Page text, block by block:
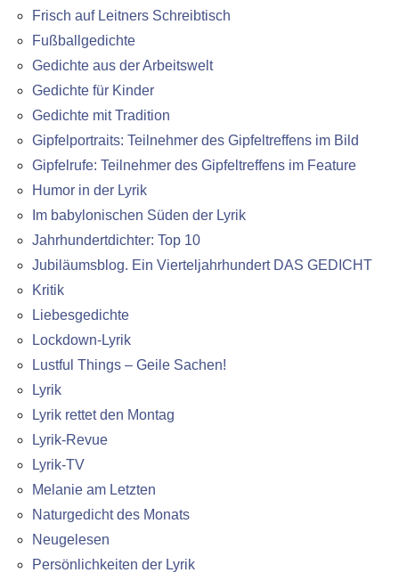
Frisch auf Leitners Schreibtisch
Fußballgedichte
Gedichte aus der Arbeitswelt
Gedichte für Kinder
Gedichte mit Tradition
Gipfelportraits: Teilnehmer des Gipfeltreffens im Bild
Gipfelrufe: Teilnehmer des Gipfeltreffens im Feature
Humor in der Lyrik
Im babylonischen Süden der Lyrik
Jahrhundertdichter: Top 10
Jubiläumsblog. Ein Vierteljahrhundert DAS GEDICHT
Kritik
Liebesgedichte
Lockdown-Lyrik
Lustful Things – Geile Sachen!
Lyrik
Lyrik rettet den Montag
Lyrik-Revue
Lyrik-TV
Melanie am Letzten
Naturgedicht des Monats
Neugelesen
Persönlichkeiten der Lyrik